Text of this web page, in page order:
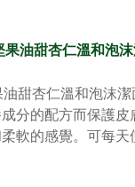
果油甜杏仁溫和泡
油甜杏仁溫和泡沫
分的配方而保護皮
軟的感覺。 可每天